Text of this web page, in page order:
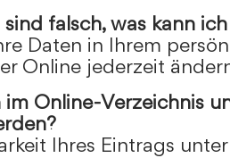
falsch, was kann
Daten in Ihrem
Online jederzeit
im Online-Verzeichnis
Ihres Eintrags